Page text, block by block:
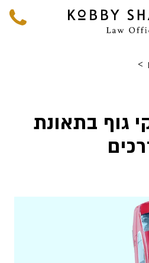
>
גוף בתאונת